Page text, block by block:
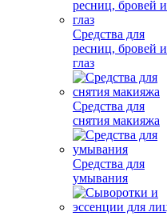
Средства для
ресниц, бровей и
глаз
Средства для
снятия макияжа
Средства для
умывания